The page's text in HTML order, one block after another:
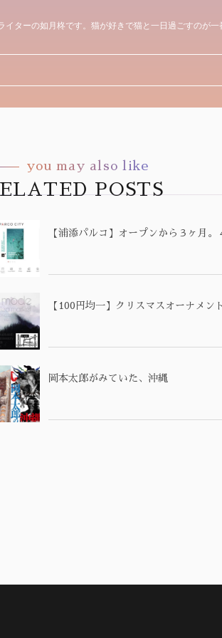
イターの如月柊です。猫が好きで猫と一日過ごすのが
you may also like
POSTS
【浦添パルコ】オープンから３ヶ月
【100円均一】クリスマスオーナメン
岡本太郎がみていた、沖縄